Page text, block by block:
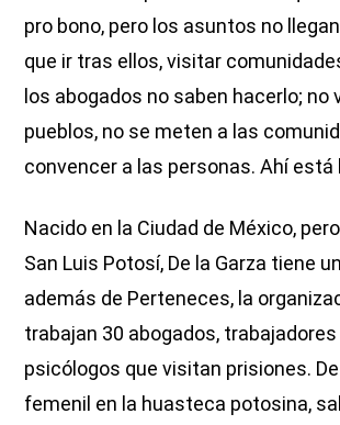
pro bono, pero los asuntos no
que ir tras ellos, visitar
los abogados no saben hacerlo; no
pueblos, no se meten a las
convencer a las personas. Ahí está
Nacido en la Ciudad de México,
San Luis Potosí, De la Garza tiene
además de Perteneces, la
trabajan 30 abogados,
psicólogos que visitan prisiones. De
femenil en la huasteca potosina,